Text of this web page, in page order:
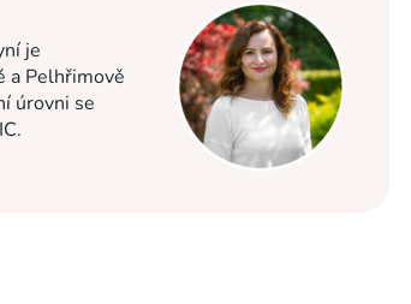
je
a Pelhřimově
úrovni se